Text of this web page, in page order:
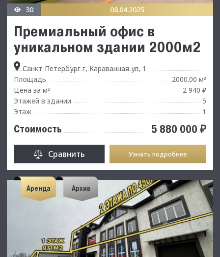
30 08.04.2025
Премиальный офис в
уникальном здании 2000м2
Санкт-Петербург г, Караванная ул, 1
Площадь
2000.00 м²
Цена за м²
2 940 ₽
Этажей в здании
5
Этаж
1
Стоимость 5 880 000 ₽
Сравнить Узнать подробнее
Аренда Архив